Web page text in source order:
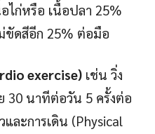
ไก่หรือ เนื้อปลา 25%
ดสีอีก 25% ต่อมือ
exercise) เช่น วิ่ง
30 นาทีต่อวัน 5 ครั้งต่อ
ละการเดิน (Physical